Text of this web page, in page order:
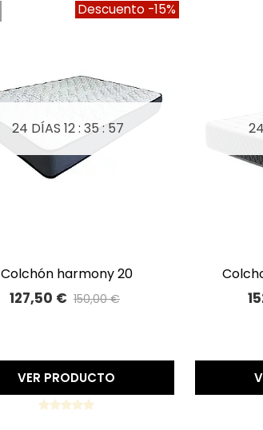
Descuento -15%
A LISTA DE DESEOS
24 DÍAS 12 : 35 : 56
colchón harmony 20
hr/viscoelástica
127,50 € 150,00 €
VER PRODUCTO